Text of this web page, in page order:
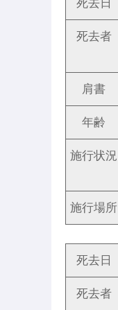
死去日
死去者
肩書
年齢
施行状況
施行場所
死去日
死去者